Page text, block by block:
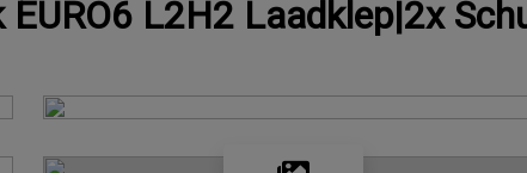
L2H2 Laadklep|2x